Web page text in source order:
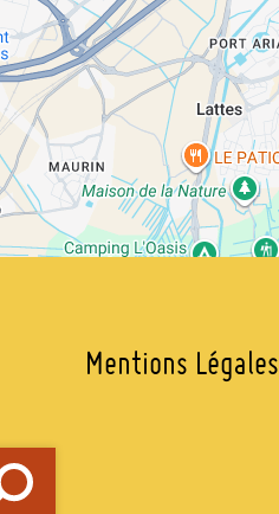
Mentions Légales